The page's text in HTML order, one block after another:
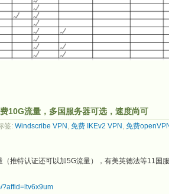
流量，多国服务器可选，速度尚可
签: Windscribe VPN , 免费 IKEv2 VPN , 免费
推特认证还可以加5G流量），有美英德法等11国
?affid=ltv6x9um